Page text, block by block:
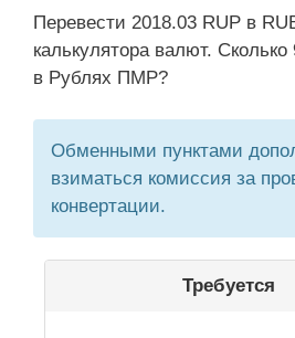
Перевести 2018.03 RUP в
калькулятора валют.
в Рублях ПМР?
Обменными пунктами
взиматься комиссия за
конвертации.
Требуется